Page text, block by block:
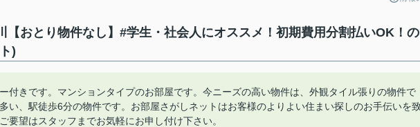
【おとり物件なし】#学生・社会人にオススメ！初期費用分割払いOK！
)
付きです。マンションタイプのお部屋です。今ニーズの高い物件は、外観タイル張りの物件で
い、駅徒歩6分の物件です。お部屋さがしネットはお客様のよりよい住まい探しのお手伝いを
要望はスタッフまでお気軽にお申し付け下さい。